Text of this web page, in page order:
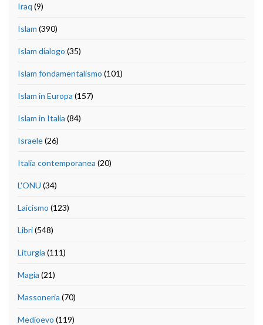
Iraq (9)
Islam (390)
Islam dialogo (35)
Islam fondamentalismo (101)
Islam in Europa (157)
Islam in Italia (84)
Israele(26)
Italia contemporanea (20)
L'ONU (34)
Laicismo (123)
Libri(548)
Liturgia (111)
Magia (21)
Massoneria (70)
Medioevo (119)